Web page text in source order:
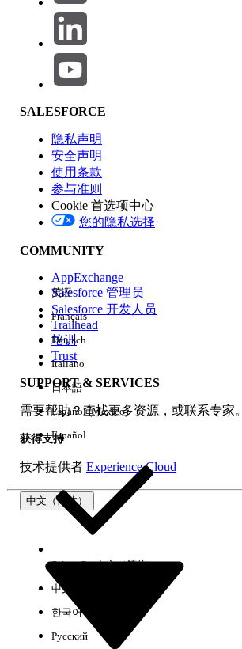
产品区域
功能影响
版本
体验
SALESFORCE
隐私声明
安全声明
使用条款
参与准则
Cookie 首选项中心
您的隐私选择
COMMUNITY
AppExchange
Salesforce 管理员
Salesforce 开发人员
Trailhead
培训
Trust
SUPPORT & SERVICES
需要帮助？查找更多资源，或联系专家。
获得支持
技术提供者 Experience Cloud
中文（简体）
英语
Français
Deutsch
Italiano
日本語
Español (México)
Español
Select Org中文（简体）
中文（繁体）
한국어
Русский